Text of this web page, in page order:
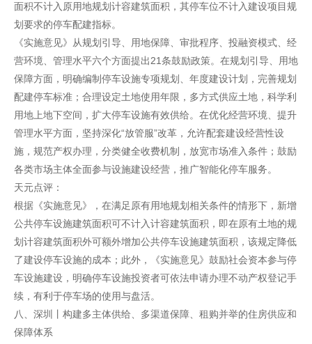
面积不计入原用地规划计容建筑面积，其停车位不计入建设项目规
划要求的停车配建指标。
《实施意见》从规划引导、用地保障、审批程序、投融资模式、经
营环境、管理水平六个方面提出21条鼓励政策。在规划引导、用地
保障方面，明确编制停车设施专项规划、年度建设计划，完善规划
配建停车标准；合理设定土地使用年限，多方式供应土地，科学利
用地上地下空间，扩大停车设施有效供给。在优化经营环境、提升
管理水平方面，坚持深化“放管服”改革，允许配套建设经营性设
施，规范产权办理，分类健全收费机制，放宽市场准入条件；鼓励
各类市场主体全面参与设施建设经营，推广智能化停车服务。
天元点评：
根据《实施意见》，在满足原有用地规划相关条件的情形下，新增
公共停车设施建筑面积可不计入计容建筑面积，即在原有土地的规
划计容建筑面积外可额外增加公共停车设施建筑面积，该规定降低
了建设停车设施的成本；此外，《实施意见》鼓励社会资本参与停
车设施建设，明确停车设施投资者可依法申请办理不动产权登记手
续，有利于停车场的使用与盘活。
八、深圳丨构建多主体供给、多渠道保障、租购并举的住房供应和
保障体系